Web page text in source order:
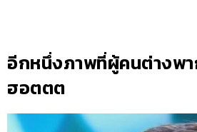
อีกหนึ่งภาพที่ผู้คนต่างพ
ฮอตตต